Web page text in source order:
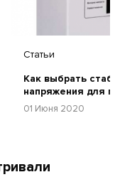
Статьи
Как выбрать
напряжения для
советы и
01 Июня 2020